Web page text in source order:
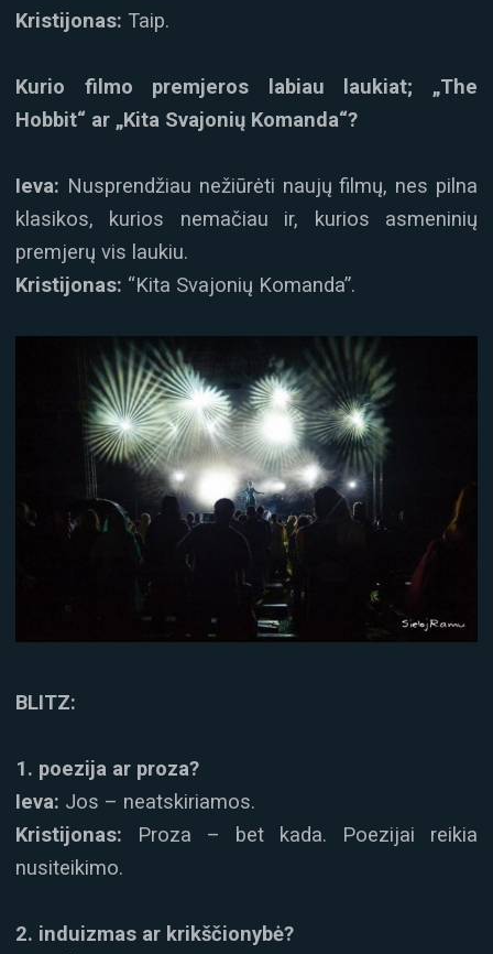
Kristijonas: Taip.
Kurio filmo premjeros labiau laukiat; „The
Hobbit“ ar „Kita Svajonių Komanda“?
Ieva: Nusprendžiau nežiūrėti naujų filmų, nes pilna
klasikos, kurios nemačiau ir, kurios asmeninių
premjerų vis laukiu.
Kristijonas: “Kita Svajonių Komanda”.
BLITZ:
1. poezija ar proza?
Ieva: Jos – neatskiriamos.
Kristijonas: Proza – bet kada. Poezijai reikia
nusiteikimo.
2. induizmas ar krikščionybė?